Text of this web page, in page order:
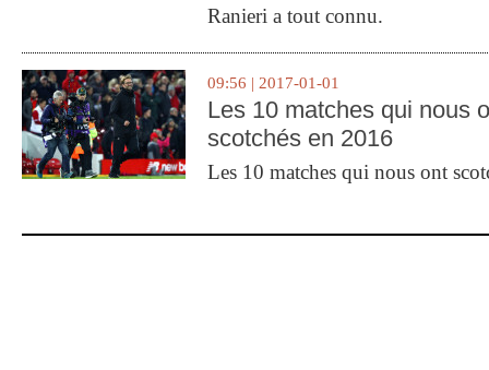
Ranieri a tout connu.
09:56 | 2017-01-01
Les 10 matches qui nous
scotchés en 2016
Les 10 matches qui nous ont